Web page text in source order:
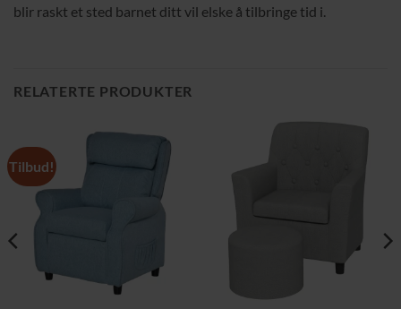
blir raskt et sted barnet ditt vil elske å tilbringe tid i.
RELATERTE PRODUKTER
Tilbud!